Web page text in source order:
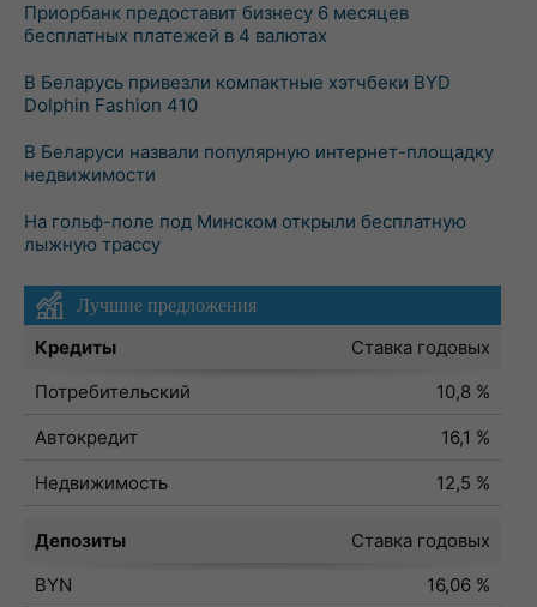
Приорбанк предоставит бизнесу 6 месяцев
бесплатных платежей в 4 валютах
В Беларусь привезли компактные хэтчбеки BYD
Dolphin Fashion 410
В Беларуси назвали популярную интернет-площадку
недвижимости
На гольф-поле под Минском открыли бесплатную
лыжную трассу
Лучшие предложения
Кредиты
Ставка годовых
Потребительский
10,8 %
Автокредит
16,1 %
Недвижимость
12,5 %
Депозиты
Ставка годовых
BYN
16,06 %